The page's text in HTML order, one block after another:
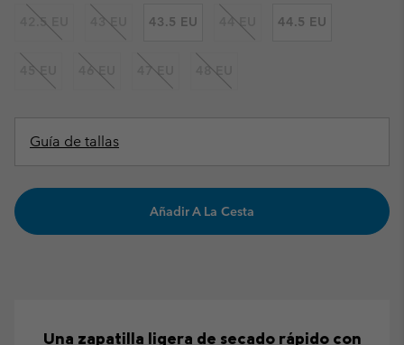
42.5 EU 43 EU 43.5 EU 44 EU 44.5 EU
45 EU 46 EU 47 EU 48 EU
Guía de tallas
Añadir A La Cesta
Una zapatilla ligera de secado rápido con